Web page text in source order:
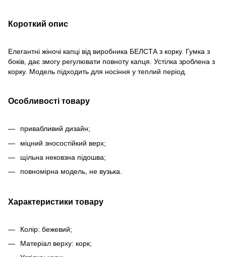
Короткий опис
Елегантні жіночі капці від виробника БЕЛСТА з корку. Гумка з
боків, дає змогу регулювати повноту капця. Устілка зроблена з
корку. Модель підходить для носіння у теплий період.
Особливості товару
привабливий дизайн;
міцний зносостійкий верх;
щільна нековзна підошва;
повномірна модель, не вузька.
Характеристики товару
Колір: бежевий;
Матеріал верху: корк;